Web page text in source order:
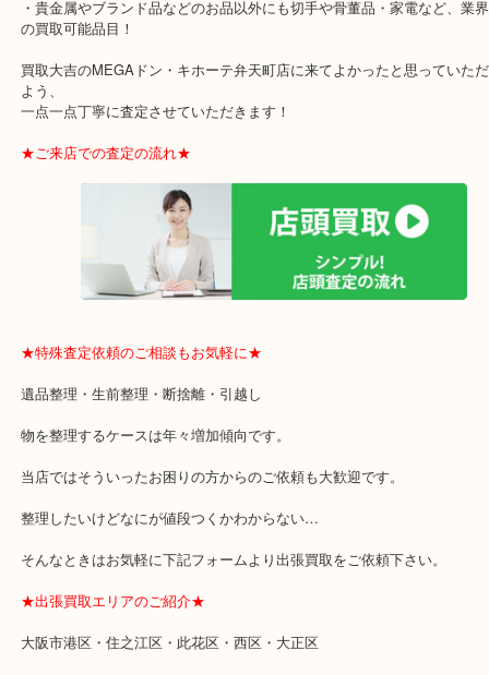
・ご成約後の営業電話は一切なし！
・お買取後のアンケートやDMなども一切なし！
・ドン・キホーテと提携しており、駐車場無料サービスがあります
の来店も安心！
・貴金属やブランド品などのお品以外にも切手や骨董品・家電など
買取大吉のMEGAドン・キホーテ弁天町店に来てよかったと思って
一点一点丁寧に査定させていただきます！
★ご来店での査定の流れ★
★特殊査定依頼のご相談もお気軽に★
遺品整理・生前整理・断捨離・引越し
物を整理するケースは年々増加傾向です。